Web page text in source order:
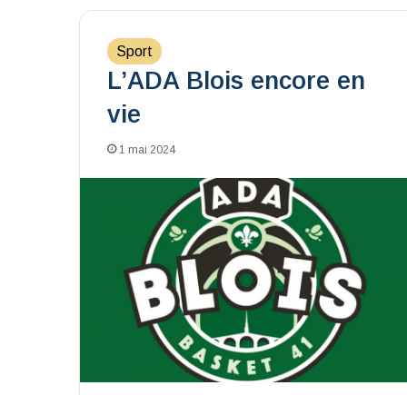
Sport
L’ADA Blois encore en
vie
1 mai 2024